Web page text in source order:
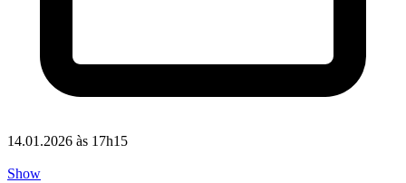
14.01.2026 às 17h15
Show